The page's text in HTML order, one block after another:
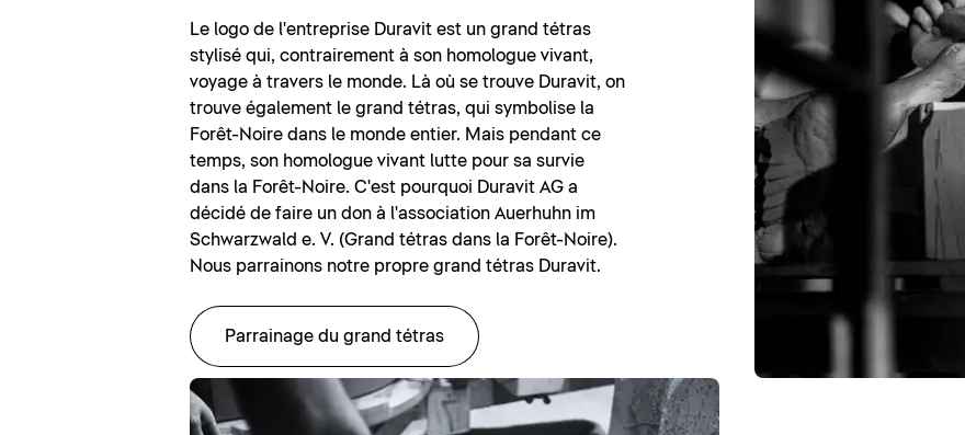
Le logo de l'entreprise Duravit est un grand tétras
stylisé qui, contrairement à son homologue vivant,
voyage à travers le monde. Là où se trouve Duravit, on
trouve également le grand tétras, qui symbolise la
Forêt-Noire dans le monde entier. Mais pendant ce
temps, son homologue vivant lutte pour sa survie
dans la Forêt-Noire. C'est pourquoi Duravit AG a
décidé de faire un don à l'association Auerhuhn im
Schwarzwald e. V. (Grand tétras dans la Forêt-Noire).
Nous parrainons notre propre grand tétras Duravit.
Parrainage du grand tétras